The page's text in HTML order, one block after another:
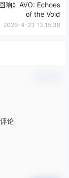
响》AVO: Echoes
of the Void
2026-4-23 13:15:39
论